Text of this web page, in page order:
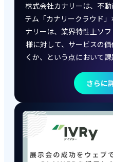
株式会社カナリーは、不
テム「カナリークラウド
ナリーは、業界特性上ソ
様に対して、サービスの
くか、という点において
架電中心の営業スタイル
なため、商談化率の向上
ていました。そこで
にサービスの価値を伝え
を高めつつリードの質と
商談化率とリード獲得数
さらに